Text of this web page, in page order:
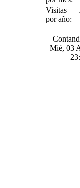
Visitas
por año:
Mié, 03